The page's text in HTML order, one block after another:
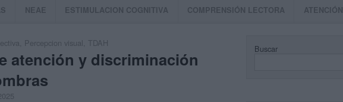
NEAE ESTIMULACION COGNITIVA COMPRENSIÓN LECTORA ATENCIÓN
Percepcion visual TDAH
atención y discriminación
Buscar